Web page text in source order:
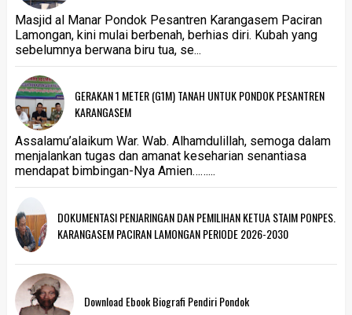
Masjid al Manar Pondok Pesantren Karangasem Paciran
Lamongan, kini mulai berbenah, berhias diri. Kubah yang
sebelumnya berwana biru tua, se...
GERAKAN 1 METER (G1M) TANAH UNTUK PONDOK PESANTREN
KARANGASEM
Assalamu’alaikum War. Wab. Alhamdulillah, semoga dalam
menjalankan tugas dan amanat keseharian senantiasa
mendapat bimbingan-Nya Amien……...
DOKUMENTASI PENJARINGAN DAN PEMILIHAN KETUA STAIM PONPES.
KARANGASEM PACIRAN LAMONGAN PERIODE 2026-2030
Download Ebook Biografi Pendiri Pondok